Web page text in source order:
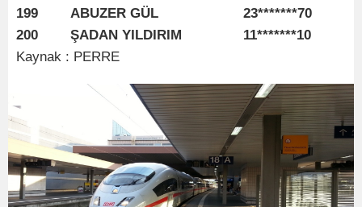
199
ABUZER GÜL
23*******70
200
ŞADAN YILDIRIM
11*******10
Kaynak : PERRE